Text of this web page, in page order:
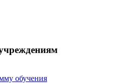
обучения